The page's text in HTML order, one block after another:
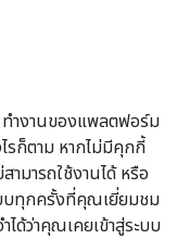
ทำงานของแพลตฟอร์ม
รก็ตาม หากไม่มีคุกกี้
ามารถใช้งานได้ หรือ
บบทุกครั้งที่คุณเยี่ยมชม
ได้ว่าคุณเคยเข้าสู่ระบบ